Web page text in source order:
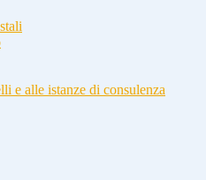
e alle istanze di consulenza